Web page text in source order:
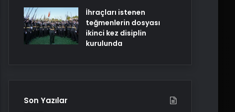
İhraçları istenen
teğmenlerin dosyası
ikinci kez disiplin
kurulunda
Son Yazılar